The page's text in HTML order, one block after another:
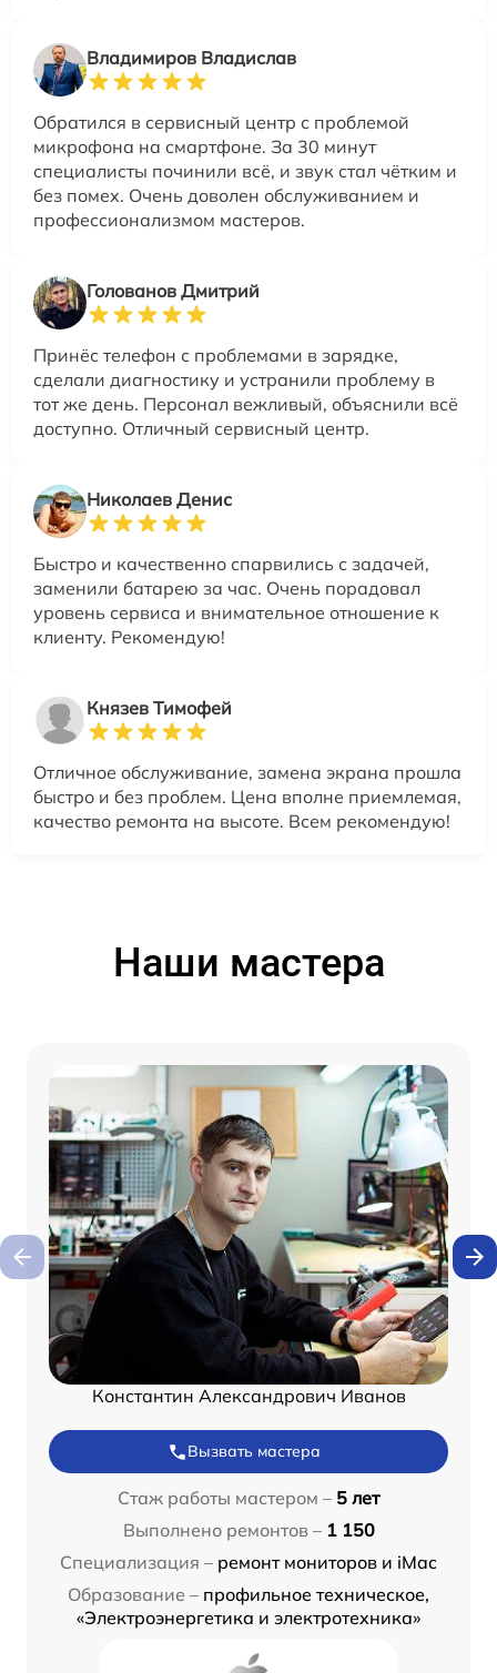
Владимиров Владислав
Обратился в сервисный центр с проблемой
микрофона на смартфоне. За 30 минут
специалисты починили всё, и звук стал чётким и
без помех. Очень доволен обслуживанием и
профессионализмом мастеров.
Голованов Дмитрий
Принёс телефон с проблемами в зарядке,
сделали диагностику и устранили проблему в
тот же день. Персонал вежливый, объяснили всё
доступно. Отличный сервисный центр.
Николаев Денис
Быстро и качественно спарвились с задачей,
заменили батарею за час. Очень порадовал
уровень сервиса и внимательное отношение к
клиенту. Рекомендую!
Князев Тимофей
Отличное обслуживание, замена экрана прошла
быстро и без проблем. Цена вполне приемлемая,
качество ремонта на высоте. Всем рекомендую!
Наши мастера
Константин Александрович Иванов
Вызвать мастера
Стаж работы мастером – 5 лет
Выполнено ремонтов – 1 150
Специализация – ремонт мониторов и iMac
Образование – профильное техническое,
«Электроэнергетика и электротехника»